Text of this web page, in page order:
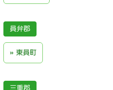
員弁郡
東員町
三重郡